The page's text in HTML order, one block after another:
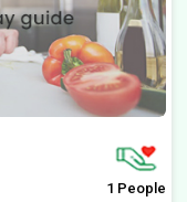
1 People